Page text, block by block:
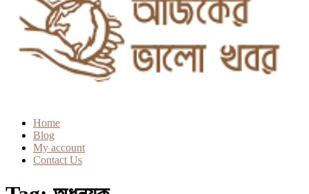
Home
Blog
My account
Contact Us